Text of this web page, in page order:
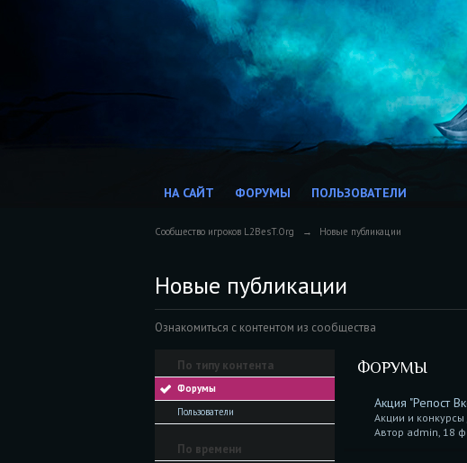
НА САЙТ ФОРУМЫ ПОЛЬЗОВАТЕЛИ
Сообщество игроков L2BesT.Org → Новые публикации
Новые публикации
Ознакомиться с контентом из сообщества
По типу контента
Форумы
Пользователи
По времени
ФОРУМЫ
Акция "Репост
Акции и конкурсы
Автор admin, 18